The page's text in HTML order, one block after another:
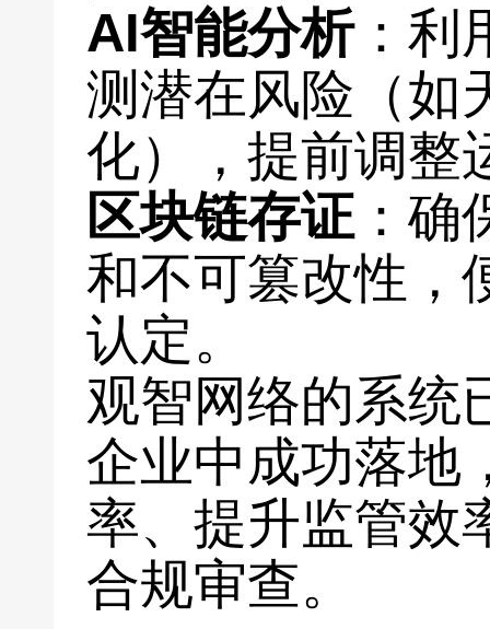
AI智能分析：利
测潜在风险（如
化），提前调整
区块链存证 ：
和不可篡改性，
认定。
观智网络的系统
企业中成功落地
率、提升监管效
合规审查。